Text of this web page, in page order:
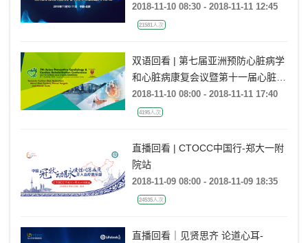
暨北京安贞医院心律失常及起搏论坛
2018-11-10 08:30 - 2018-11-11 12:45
21581人次
双语回看 | 第七届亚洲预防心脏病学
和心脏病康复会议暨第十一届心脏病
康复证书课程（APCCRC）
2018-11-10 08:00 - 2018-11-11 17:40
4195人次
直播回看 | CTOCC中国行-郑大一附
院站
2018-11-09 08:00 - 2018-11-09 18:35
24535人次
直播回看｜见贤思齐 论道心耳-